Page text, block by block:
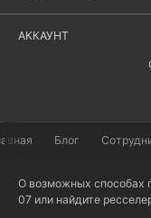
АККАУНТ
Блог
О возможных способах
07 или найдите